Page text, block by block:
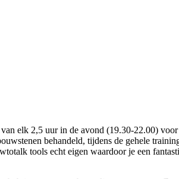
van elk 2,5 uur in de avond (19.30-22.00)
behandeld, tijdens de gehele
tools echt eigen waardoor je een